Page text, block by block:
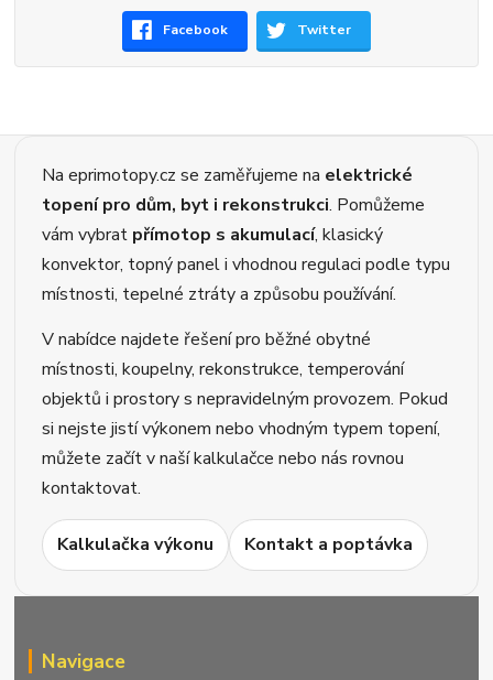
Facebook Twitter
Na eprimotopy.cz se zaměřujeme na elektrické
topení pro dům, byt i rekonstrukci. Pomůžeme
vám vybrat přímotop s akumulací, klasický
konvektor, topný panel i vhodnou regulaci podle typu
místnosti, tepelné ztráty a způsobu používání.
V nabídce najdete řešení pro běžné obytné
místnosti, koupelny, rekonstrukce, temperování
objektů i prostory s nepravidelným provozem. Pokud
si nejste jistí výkonem nebo vhodným typem topení,
můžete začít v naší kalkulačce nebo nás rovnou
kontaktovat.
Kalkulačka výkonu Kontakt a poptávka
Navigace